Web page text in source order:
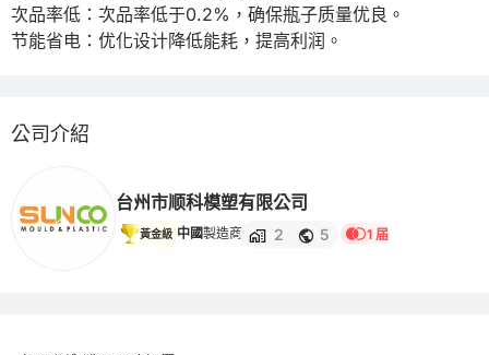
次品率低：次品率低于0.2%，确保瓶子质量优良。
节能省电：优化设计降低能耗，提高利润。
公司介紹
台州市顺科模塑有限公司
黃金級 中國製造商 2 5 1 届